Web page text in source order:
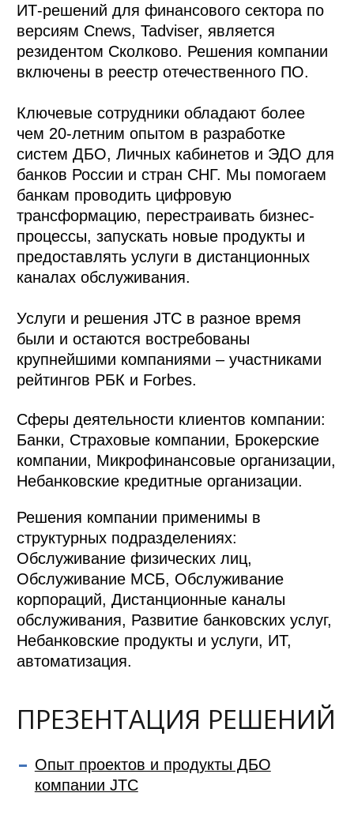
ИТ-решений для финансового сектора по
версиям Cnews, Tadviser, является
резидентом Сколково. Решения компании
включены в реестр отечественного ПО.
Ключевые сотрудники обладают более
чем 20-летним опытом в разработке
систем ДБО, Личных кабинетов и ЭДО для
банков России и стран СНГ. Мы помогаем
банкам проводить цифровую
трансформацию, перестраивать бизнес-
процессы, запускать новые продукты и
предоставлять услуги в дистанционных
каналах обслуживания.
Услуги и решения JTC в разное время
были и остаются востребованы
крупнейшими компаниями – участниками
рейтингов РБК и Forbes.
Сферы деятельности клиентов компании:
Банки, Страховые компании, Брокерские
компании, Микрофинансовые организации,
Небанковские кредитные организации.
Решения компании применимы в
структурных подразделениях:
Обслуживание физических лиц,
Обслуживание МСБ, Обслуживание
корпораций, Дистанционные каналы
обслуживания, Развитие банковских услуг,
Небанковские продукты и услуги, ИТ,
автоматизация.
ПРЕЗЕНТАЦИЯ РЕШЕНИЙ
Опыт проектов и продукты ДБО
компании JTC